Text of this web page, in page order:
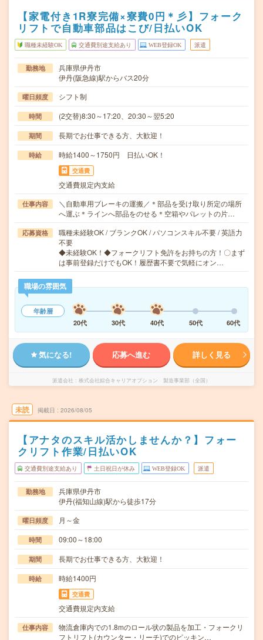
【家電付き1R寮完備×寮費0円＊彡】フォーク
リフトで自動車部品はこび/日払いOK
職種未経験OK 交通費別途支給あり WEB登録OK 派遣
勤務地
兵庫県伊丹市
伊丹(阪急線)駅からバス20分
曜日頻度 シフト制
時間 (2交替)8:30～17:20、20:30～翌5:20
期間 長期でお仕事できる方、大歓迎！
時給 時給1400～1750円 日払いOK！
交通費
交通費規定内支給
仕事内容
＼自動車用ブレーキの運搬／＊部品を受け取り所定の場所
へ運ぶ＊ラインへ部品をのせる＊空箱やパレットの片…
応募資格
職種未経験OK / ブランクOK / パソコンスキル不要 / 英語力
不要
◆未経験OK！◆フォークリフト免許をお持ちの方！〇まず
は事前登録だけでもOK！履歴書不要で気軽にオン…
職場の雰囲気
年齢層
20代
30代 40代 50代 60代
気になる! 応募へ進む 詳しく見る
派遣会社 株式会社綜合キャリアオプション 製造事業部（全国）
未読 掲載日 2026/08/05
【アナタのスキル活かしませんか？】フォー
クリフト作業/日払いOK
交通費別途支給あり 土日祝日が休み WEB登録OK 派遣
勤務地
兵庫県伊丹市
伊丹(福知山線)駅から徒歩17分
曜日頻度 月～金
時間 09:00～18:00
期間 長期でお仕事できる方、大歓迎！
時給 時給1400円
交通費
交通費規定内支給
仕事内容
物流倉庫内での1.8mのロール状の製品を加工・フォークリ
フトリフト(カウンター・リーチ)でのピッキン…